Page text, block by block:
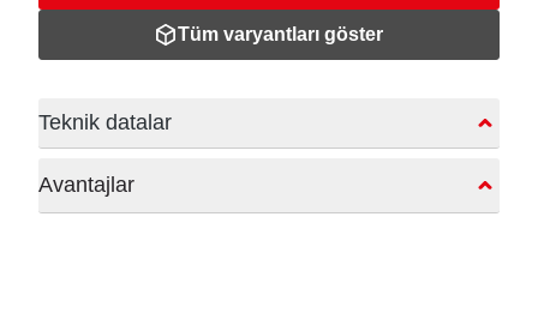
Tüm varyantları göster
Teknik datalar
Avantajlar